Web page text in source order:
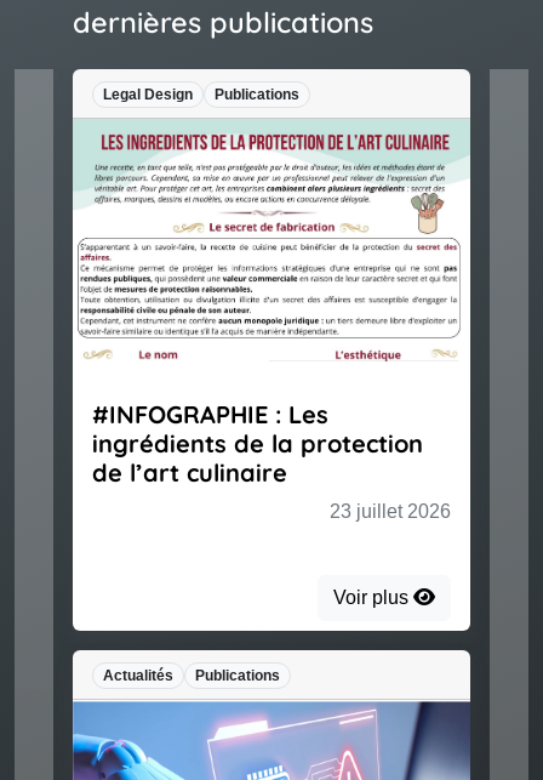
dernières publications
Legal Design Publications
#INFOGRAPHIE : Les
ingrédients de la protection
de l’art culinaire
23 juillet 2026
Voir plus
Actualités Publications